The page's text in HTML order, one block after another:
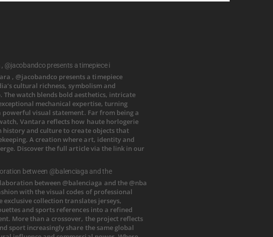
@jacobandco presents a timepiece i
between @balenciaga and the